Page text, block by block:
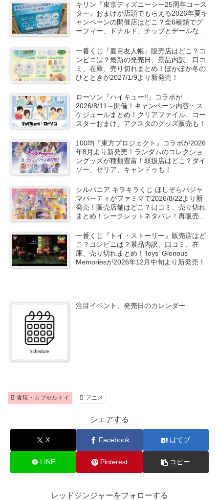
キリン『東京ディズニーシー25周年コース
ター』おまけが店頭でもらえる2026年夏キ
ャンペーンの開催店はどこ？全6種類でグ
ーフィー、ドナルド、チップとデールなど
一番くじ『夏目友人帳』販売店はどこ？コ
ンビニは？最新の発売日、景品内訳、口コ
ミ、在庫、売り切れまとめ！ぽかぽか冬の
ひとときが2027/1/9より新発売！
ローソン『ハイキュー!!』コラボが
2026/8/11～開催！キャンペーン内容・ス
ケジュールまとめ！クリアファイル、コー
スターおまけ、アクスタのグッズ販売も！
100均『東方プロジェクト』コラボが2026
年8月より新発売！ランダムのコレクショ
ングッズが種類豊富！取扱店はどこ？ダイ
ソー、セリア、キャンドゥも！
シルバニア キラキラくじ ほしぞらパジャ
マパーティがファミマで2026/8/22より新
発売！販売店舗はどこ？口コミ、売り切れ
まとめ！シークレットネタバレ！再販売
一番くじ『トイ・ストーリー』販売店はど
こ？コンビニは？景品内訳、口コミ、在
庫、売り切れまとめ！Toys’ Glorious
Memoriesが2026年12月中旬より新発売！
注目イベント、発売日のカレンダー
食玩・カプセルトイ アニメ
シェアする
X Facebook はてブ
LINE Pinterest コピー
レッドジンジャーをフォローする